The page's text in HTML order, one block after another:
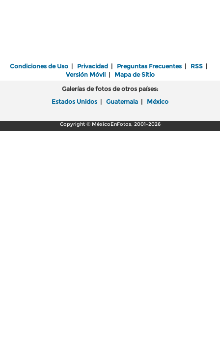
Condiciones de Uso | Privacidad | Preguntas Frecuentes | RSS |
Versión Móvil| Mapa de Sitio
Galerías de fotos de otros países:
Estados Unidos | Guatemala | México
Copyright © MéxicoEnFotos, 2001-2026